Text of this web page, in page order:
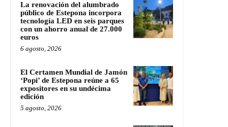
La renovación del alumbrado
público de Estepona incorpora
tecnología LED en seis parques
con un ahorro anual de 27.000
euros
6 agosto, 2026
El Certamen Mundial de Jamón
‘Popi’ de Estepona reúne a 65
expositores en su undécima
edición
5 agosto, 2026